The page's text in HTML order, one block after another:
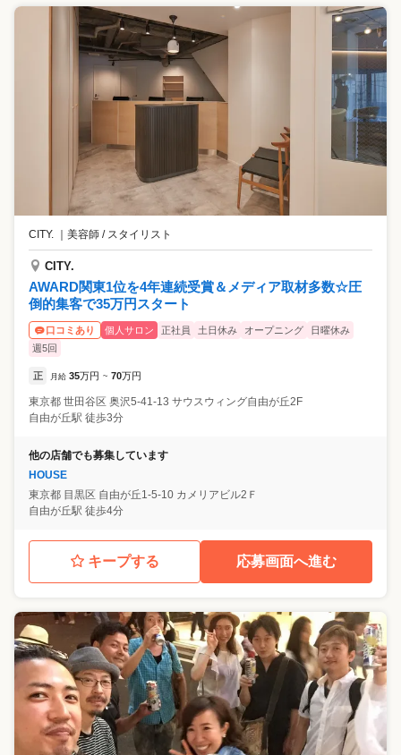
CITY. 美容師 / スタイリスト
CITY.
AWARD関東1位を4年連続受賞＆メディア取材多数☆圧
倒的集客で35万円スタート
口コミあり 個人サロン 正社員 土日休み オープニング
日曜休み
週5回
正 月給 35万円 ~ 70万円
東京都 世田谷区 奥沢5-41-13 サウスウィング自由が丘2F
自由が丘駅 徒歩3分
他の店舗でも募集しています
HOUSE
東京都 目黒区 自由が丘1-5-10 カメリアビル2Ｆ
自由が丘駅 徒歩4分
キープする 応募画面へ進む